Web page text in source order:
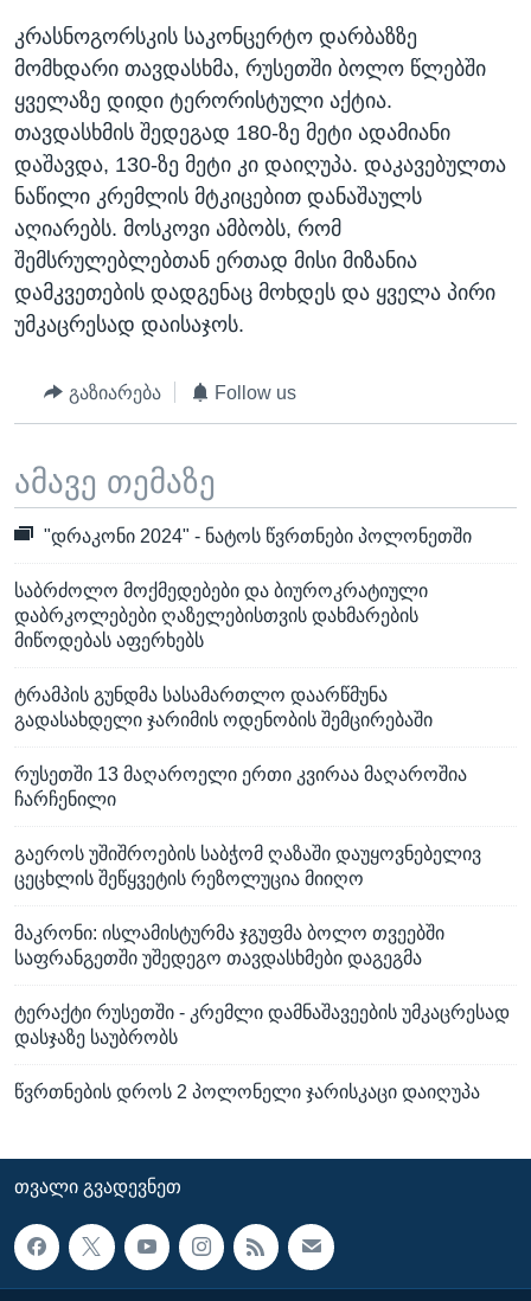
კრასნოგორსკის საკონცერტო დარბაზზე
მომხდარი თავდასხმა, რუსეთში ბოლო წლებში
ყველაზე დიდი ტერორისტული აქტია.
თავდასხმის შედეგად 180-ზე მეტი ადამიანი
დაშავდა, 130-ზე მეტი კი დაიღუპა. დაკავებულთა
ნაწილი კრემლის მტკიცებით დანაშაულს
აღიარებს. მოსკოვი ამბობს, რომ
შემსრულებლებთან ერთად მისი მიზანია
დამკვეთების დადგენაც მოხდეს და ყველა პირი
უმკაცრესად დაისაჯოს.
გაზიარება Follow us
ამავე თემაზე
"დრაკონი 2024" - ნატოს წვრთნები პოლონეთში
საბრძოლო მოქმედებები და ბიუროკრატიული
დაბრკოლებები ღაზელებისთვის დახმარების
მიწოდებას აფერხებს
ტრამპის გუნდმა სასამართლო დაარწმუნა
გადასახდელი ჯარიმის ოდენობის შემცირებაში
რუსეთში 13 მაღაროელი ერთი კვირაა მაღაროშია
ჩარჩენილი
გაეროს უშიშროების საბჭომ ღაზაში დაუყოვნებელივ
ცეცხლის შეწყვეტის რეზოლუცია მიიღო
მაკრონი: ისლამისტურმა ჯგუფმა ბოლო თვეებში
საფრანგეთში უშედეგო თავდასხმები დაგეგმა
ტერაქტი რუსეთში - კრემლი დამნაშავეების უმკაცრესად
დასჯაზე საუბრობს
წვრთნების დროს 2 პოლონელი ჯარისკაცი დაიღუპა
ᲗᲕᲐᲚᲘ ᲒᲕᲐᲓᲔᲕᲜᲔᲗ